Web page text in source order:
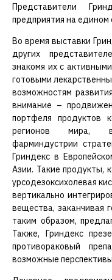
Представители
предприятия на
Во время выставки
других
знакомя их с
готовыми
возможностям
внимание –
портфеля продуктов
регионов мира, в
фарминдустрии
Гриндекс в
Азии. Такие продукты,
урсодезоксихолевая
вертикально
вещества, заканчивая
таким образом,
Также, Гриндекс
противораковый
возможные